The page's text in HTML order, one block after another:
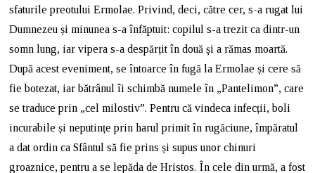
sfaturile preotului Ermolae. Privind, deci, către cer, s-a rugat lui
Dumnezeu și minunea s-a înfăptuit: copilul s-a trezit ca dintr-un
somn lung, iar vipera s-a despărțit în două şi a rămas moartă.
După acest eveniment, se întoarce în fugă la Ermolae și cere să
fie botezat, iar bătrânul îi schimbă numele în „Pantelimon”, care
se traduce prin „cel milostiv”. Pentru că vindeca infecții, boli
incurabile și neputințe prin harul primit în rugăciune, împăratul
a dat ordin ca Sfântul să fie prins și supus unor chinuri
groaznice, pentru a se lepăda de Hristos. În cele din urmă, a fost